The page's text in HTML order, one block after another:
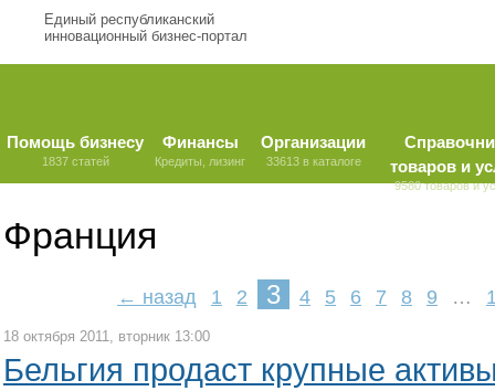
Единый республиканский
инновационный бизнес-портал
Помощь бизнесу
1837 статей
Финансы
Кредиты, лизинг
Организации
33613 в каталоге
товаров и
9580 товаров и
Франция
← назад 1 2 3 4 5 6 7 8 9 …
18 октября 2011, вторник 13:00
Бельгия продаст крупные